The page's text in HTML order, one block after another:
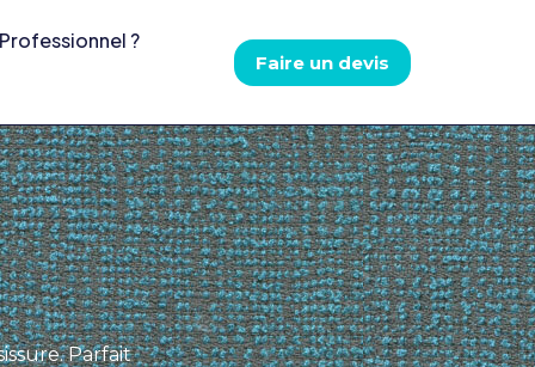
Professionnel ?
Faire un devis
Parfait